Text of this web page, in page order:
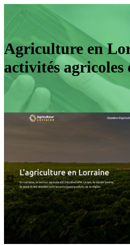
Agriculture en
activités agricoles